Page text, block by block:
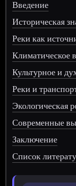
Введение
Историческая
Реки как
Климатическое
Культурное и
Реки и
Экологическая
Современные
Заключение
Список